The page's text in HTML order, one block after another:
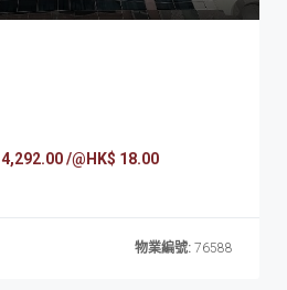
/@HK$ 18.00
物業編號: 76588